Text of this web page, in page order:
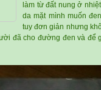
làm từ đất nung ở
da mặt mình muốn
tuy đơn giản nhưng
đã cho đường đen và để